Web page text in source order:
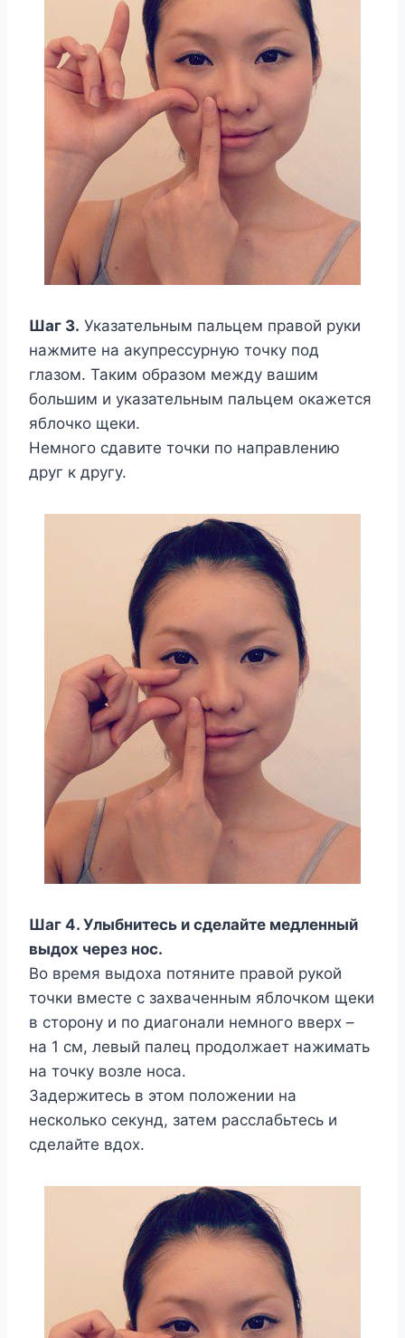
Шаг 3. Указательным пальцем правой руки
нажмите на акупрессурную точку под
глазом. Таким образом между вашим
большим и указательным пальцем окажется
яблочко щеки.
Немного сдавите точки по направлению
друг к другу.
Шаг 4. Улыбнитесь и сделайте медленный
выдох через нос.
Во время выдоха потяните правой рукой
точки вместе с захваченным яблочком щеки
в сторону и по диагонали немного вверх –
на 1 см, левый палец продолжает нажимать
на точку возле носа.
Задержитесь в этом положении на
несколько секунд, затем расслабьтесь и
сделайте вдох.